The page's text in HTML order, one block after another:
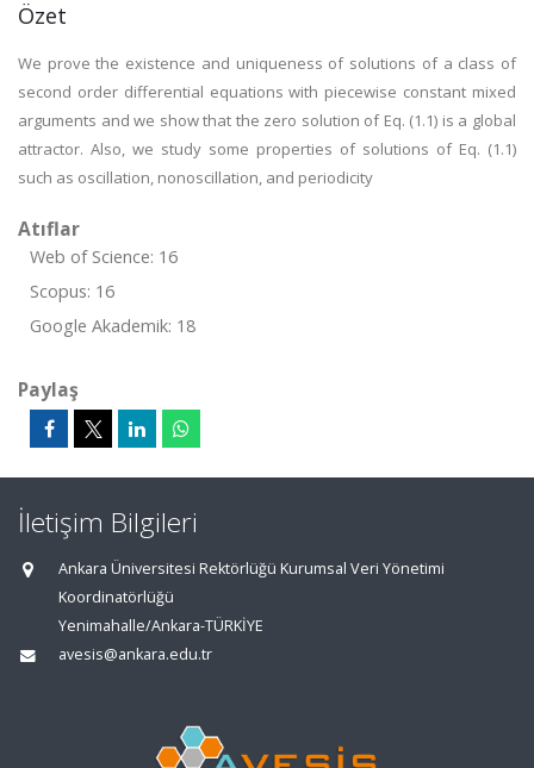
Özet
We prove the existence and uniqueness of solutions of a class of
second order differential equations with piecewise constant mixed
arguments and we show that the zero solution of Eq. (1.1) is a global
attractor. Also, we study some properties of solutions of Eq. (1.1)
such as oscillation, nonoscillation, and periodicity
Atıflar
Web of Science: 16
Scopus: 16
Google Akademik: 18
Paylaş
İletişim Bilgileri
Ankara Üniversitesi Rektörlüğü Kurumsal Veri Yönetimi
Koordinatörlüğü
Yenimahalle/Ankara-TÜRKİYE
avesis@ankara.edu.tr